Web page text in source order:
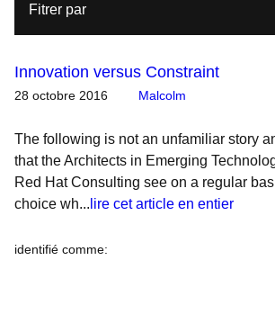
Fitrer par
Innovation versus Constraint
28 octobre 2016 Malcolm
The following is not an unfamiliar story
that the Architects in Emerging
Red Hat Consulting see on a regular
choice wh... lire cet article en entier
identifié comme: